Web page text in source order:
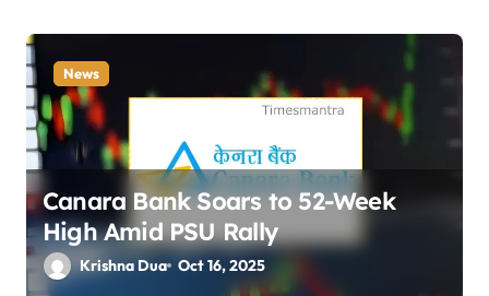
News
Canara Bank Soars to 52-Week
High Amid PSU Rally
Krishna Dua Oct 16, 2025